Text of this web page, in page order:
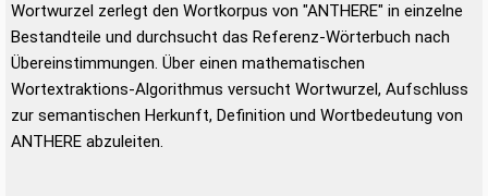
Wortwurzel zerlegt den Wortkorpus von "ANTHERE" in einzelne
Bestandteile und durchsucht das Referenz-Wörterbuch nach
Übereinstimmungen. Über einen mathematischen
Wortextraktions-Algorithmus versucht Wortwurzel, Aufschluss
zur semantischen Herkunft, Definition und Wortbedeutung von
ANTHERE abzuleiten.